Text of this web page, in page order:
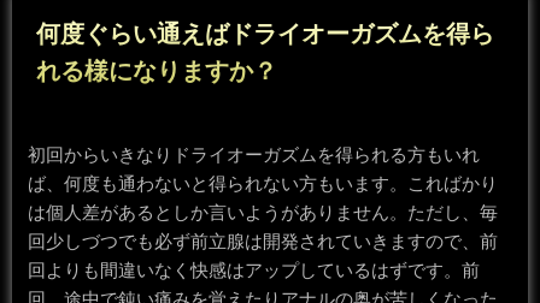
何度ぐらい通えばドライオーガズムを得ら
れる様になりますか？
初回からいきなりドライオーガズムを得られる方もいれ
ば、何度も通わないと得られない方もいます。こればかり
は個人差があるとしか言いようがありません。ただし、毎
回少しづつでも必ず前立腺は開発されていきますので、前
回よりも間違いなく快感はアップしているはずです。前